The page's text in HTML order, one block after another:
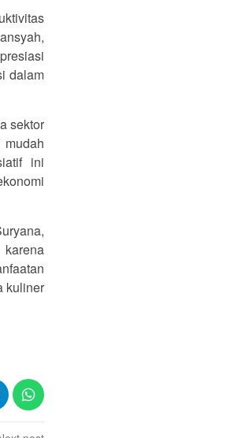
dalam
sektor
ini
kuliner